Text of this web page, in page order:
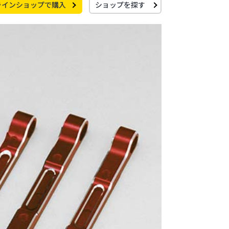
ンショップで購入 ショップを探す